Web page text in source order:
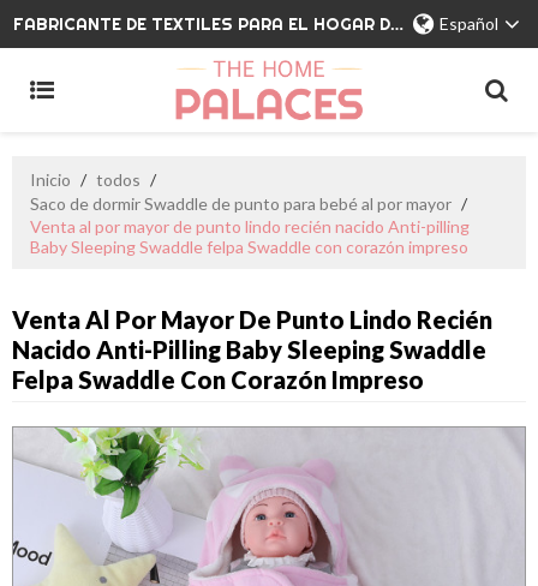
FABRICANTE DE TEXTILES PARA EL HOGAR DE MARCA PRIVADA Español
Inicio / todos /
Saco de dormir Swaddle de punto para bebé al por mayor /
Venta al por mayor de punto lindo recién nacido Anti-pilling
Baby Sleeping Swaddle felpa Swaddle con corazón impreso
Venta Al Por Mayor De Punto Lindo Recién
Nacido Anti-Pilling Baby Sleeping Swaddle
Felpa Swaddle Con Corazón Impreso